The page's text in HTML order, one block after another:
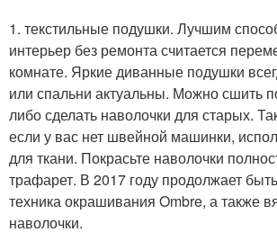
1. текстильные подушки. Лучшим
интерьер без ремонта считается
комнате. Яркие диванные подушки
или спальни актуальны. Можно сшить
либо сделать наволочки для старых.
если у вас нет швейной машинки,
для ткани. Покрасьте наволочки
трафарет. В 2017 году продолжает
техника окрашивания Ombre, а также
наволочки.